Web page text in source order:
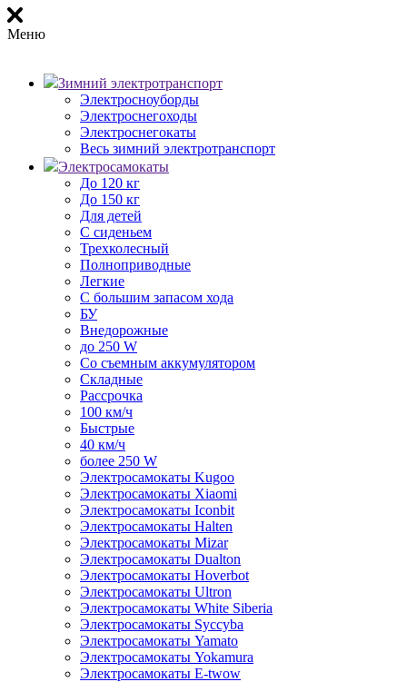
Меню
Зимний электротранспорт
Электросноуборды
Электроснегоходы
Электроснегокаты
Весь зимний электротранспорт
Электросамокаты
До 120 кг
До 150 кг
Для детей
С сиденьем
Трехколесный
Полноприводные
Легкие
С большим запасом хода
БУ
Внедорожные
до 250 W
Со съемным аккумулятором
Складные
Рассрочка
100 км/ч
Быстрые
40 км/ч
более 250 W
Электросамокаты Kugoo
Электросамокаты Xiaomi
Электросамокаты Iconbit
Электросамокаты Halten
Электросамокаты Mizar
Электросамокаты Dualton
Электросамокаты Hoverbot
Электросамокаты Ultron
Электросамокаты White Siberia
Электросамокаты Syccyba
Электросамокаты Yamato
Электросамокаты Yokamura
Электросамокаты E-twow